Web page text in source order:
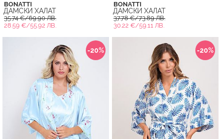
BONATTI
ДАМСКИ ХАЛАТ
35.74 €/69.90 ЛВ.
28.59 €/55.92 ЛВ.
BONATTI
ДАМСКИ ХАЛАТ
37.78 €/73.89 ЛВ.
30.22 €/59.11 ЛВ.
-20% -20%